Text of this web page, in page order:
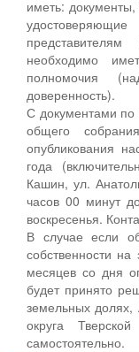
иметь:
необходимо
полномочия
доверенность).
С документами
общего
опубликования
года
Кашин, ул.
часов 00 минут
воскресенья.
В случае если
собственности
месяцев со дня
будет принято
земельных долях,
округа
самостоятельно.